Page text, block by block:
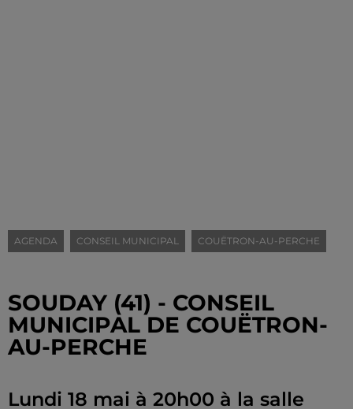
AGENDA CONSEIL MUNICIPAL COUËTRON-AU-PERCHE
SOUDAY (41) - CONSEIL
MUNICIPAL DE COUËTRON-
AU-PERCHE
Lundi 18 mai à 20h00 à la salle